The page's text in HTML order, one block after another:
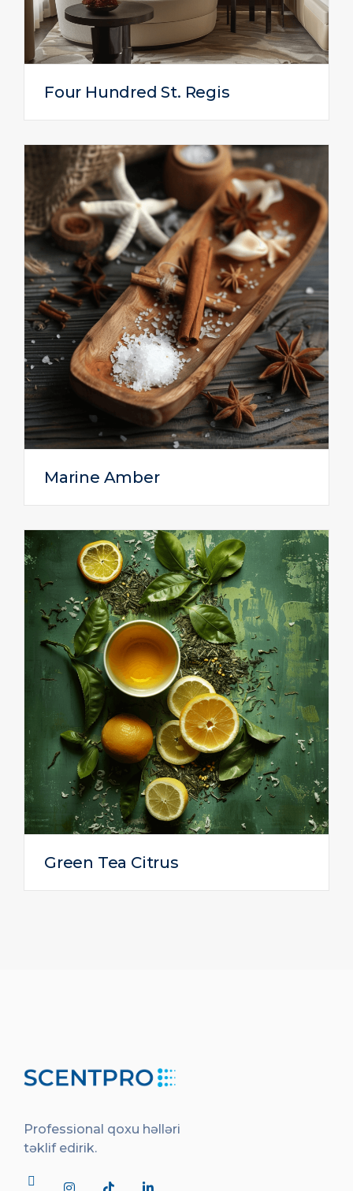
Four Hundred St. Regis
Marine Amber
Green Tea Citrus
Professional qoxu həlləri
təklif edirik.